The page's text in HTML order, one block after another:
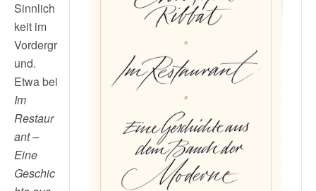
Sinnlich
keit im
Vordergr
und.
Etwa bei
Im
Restaur
ant –
Eine
Geschic